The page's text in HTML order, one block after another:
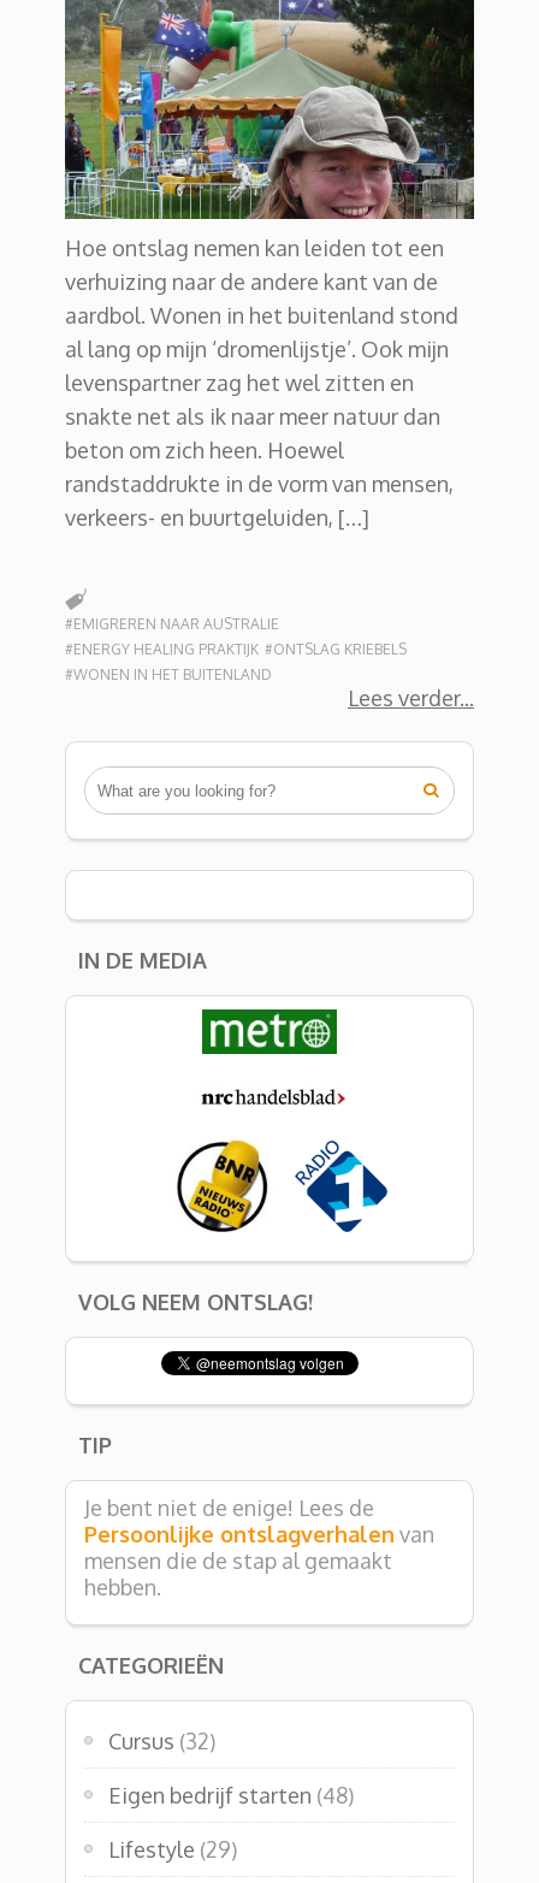
Hoe ontslag nemen kan leiden tot een
verhuizing naar de andere kant van de
aardbol. Wonen in het buitenland stond
al lang op mijn ‘dromenlijstje’. Ook mijn
levenspartner zag het wel zitten en
snakte net als ik naar meer natuur dan
beton om zich heen. Hoewel
randstaddrukte in de vorm van mensen,
verkeers- en buurtgeluiden, […]
Lees verder
#EMIGREREN NAAR AUSTRALIE
#ENERGY HEALING PRAKTIJK #ONTSLAG KRIEBELS
#WONEN IN HET BUITENLAND

IN DE MEDIA
VOLG NEEM ONTSLAG!
TIP
Je bent niet de enige! Lees de
Persoonlijke ontslagverhalen van
mensen die de stap al gemaakt
hebben.
CATEGORIEËN
Cursus (32)
Eigen bedrijf starten (48)
Lifestyle (29)